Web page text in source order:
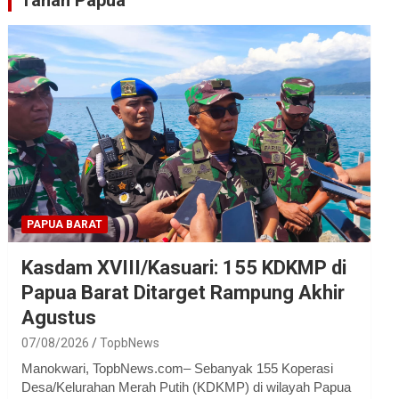
PAPUA BARAT
Kasdam XVIII/Kasuari: 155 KDKMP di
Papua Barat Ditarget Rampung Akhir
Agustus
07/08/2026 TopbNews
Manokwari, TopbNews.com– Sebanyak 155 Koperasi
Desa/Kelurahan Merah Putih (KDKMP) di wilayah Papua